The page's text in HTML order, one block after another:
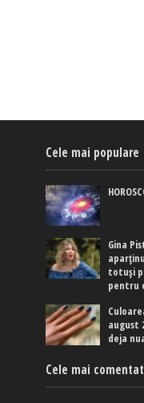
Cele mai populare
Gina
totuși
pentru
august
deja
Cele mai